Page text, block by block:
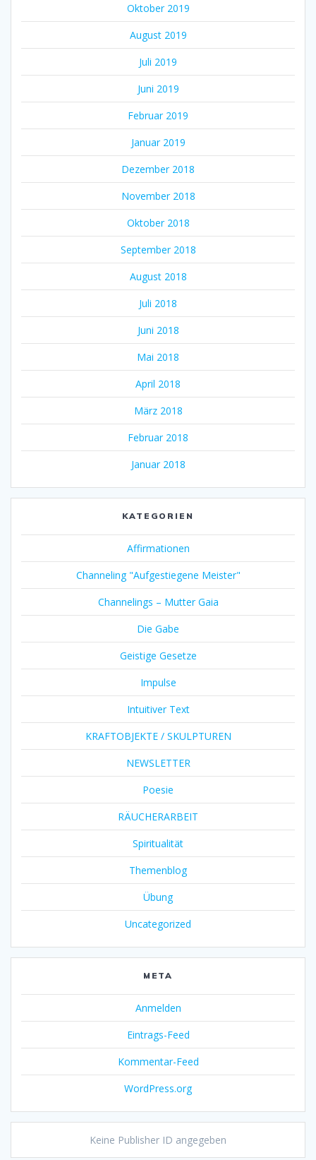
Oktober 2019
August 2019
Juli 2019
Juni 2019
Februar 2019
Januar 2019
Dezember 2018
November 2018
Oktober 2018
September 2018
August 2018
Juli 2018
Juni 2018
Mai 2018
April 2018
März 2018
Februar 2018
Januar 2018
KATEGORIEN
Affirmationen
Channeling "Aufgestiegene Meister"
Channelings – Mutter Gaia
Die Gabe
Geistige Gesetze
Impulse
Intuitiver Text
KRAFTOBJEKTE / SKULPTUREN
NEWSLETTER
Poesie
RÄUCHERARBEIT
Spiritualität
Themenblog
Übung
Uncategorized
META
Anmelden
Eintrags-Feed
Kommentar-Feed
WordPress.org
Keine Publisher ID angegeben